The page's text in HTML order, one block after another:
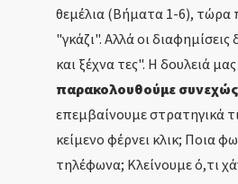
θεμέλια (Βήματα 1-6), τώρα
"γκάζι". Αλλά οι διαφημίσεις
και ξέχνα τες". Η δουλειά μας
παρακολουθούμε συνεχώς
επεμβαίνουμε στρατηγικά
κείμενο φέρνει κλικ; Ποια
τηλέφωνα; Κλείνουμε ό,τι